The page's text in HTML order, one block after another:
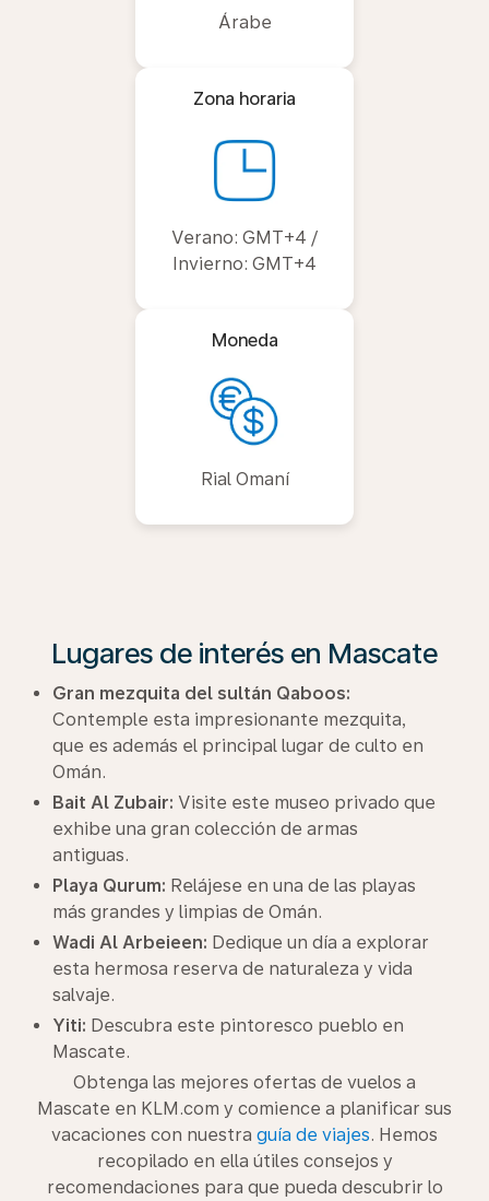
Árabe
Zona horaria
Verano: GMT+4 /
Invierno: GMT+4
Moneda
Rial Omaní
Lugares de interés en Mascate
Gran mezquita del sultán Qaboos:
Contemple esta impresionante mezquita,
que es además el principal lugar de culto en
Omán.
Bait Al Zubair: Visite este museo privado que
exhibe una gran colección de armas
antiguas.
Playa Qurum: Relájese en una de las playas
más grandes y limpias de Omán.
Wadi Al Arbeieen: Dedique un día a explorar
esta hermosa reserva de naturaleza y vida
salvaje.
Yiti: Descubra este pintoresco pueblo en
Mascate.
Obtenga las mejores ofertas de vuelos a
Mascate en KLM.com y comience a planificar sus
vacaciones con nuestra guía de viajes. Hemos
recopilado en ella útiles consejos y
recomendaciones para que pueda descubrir lo